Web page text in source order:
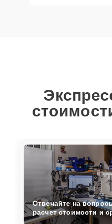
Отвечайте на
расчет стоимости и